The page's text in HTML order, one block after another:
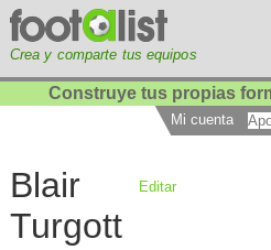
Crea y comparte tus equipos
Construye tus propias
Mi cuenta
Blair
Turgott
Editar